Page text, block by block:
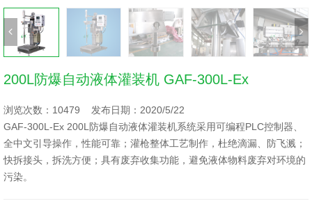
200L防爆自动液体灌装机 GAF-300L-Ex
浏览次数：10479 发布日期：2020/5/22
GAF-300L-Ex 200L防爆自动液体灌装机系统采用可编程PLC控制器、
全中文引导操作，性能可靠；灌枪整体工艺制作，杜绝滴漏、防飞溅；
快拆接头，拆洗方便；具有废弃收集功能，避免液体物料废弃对环境的
污染。